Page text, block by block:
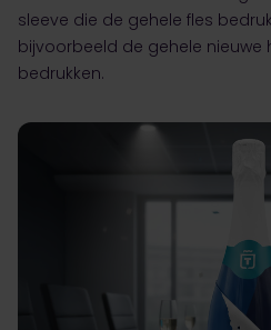
sleeve die de gehele fles
bijvoorbeeld de gehele nieuwe
bedrukken.